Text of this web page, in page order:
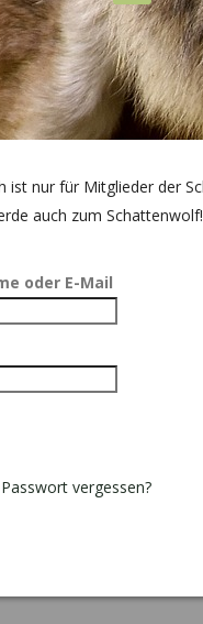
ist nur für Mitglieder der
auch zum Schattenwolf!
oder E-Mail
vergessen?